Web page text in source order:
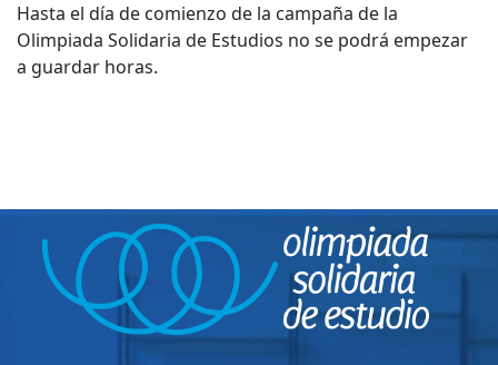
Hasta el día de comienzo de la campaña de la
Olimpiada Solidaria de Estudios no se podrá empezar
a guardar horas.